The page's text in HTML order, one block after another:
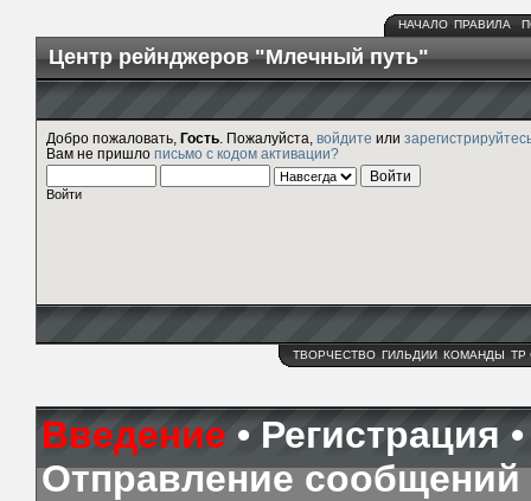
НАЧАЛО ПРАВИЛА
Центр рейнджеров "Млечный путь"
Добро пожаловать, Гость . Пожалуйста, войдите или
Вам не пришло письмо с кодом активации?
Войти
ТВОРЧЕСТВО ГИЛЬДИИ КОМАНДЫ ТР
Введение • Регистрация
Отправление сообщений